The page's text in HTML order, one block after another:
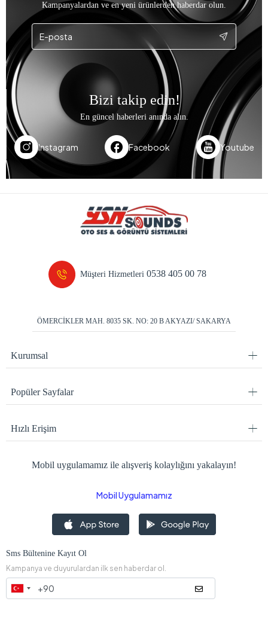
Kampanyalardan ve en yeni ürünlerden haberdar olun.
Bizi takip edin!
En güncel haberleri anında alın.
Instagram Facebook Youtube
Müşteri Hizmetleri0538 405 00 78
ÖMERCİKLER MAH. 8035 SK. NO: 20 B AKYAZI/ SAKARYA
Kurumsal
Popüler Sayfalar
Hızlı Erişim
Mobil uygulamamız ile alışveriş kolaylığını yakalayın!
Mobil Uygulamamız
Sms Bültenine Kayıt Ol
Kampanya ve duyurulardan ilk sen haberdar ol.